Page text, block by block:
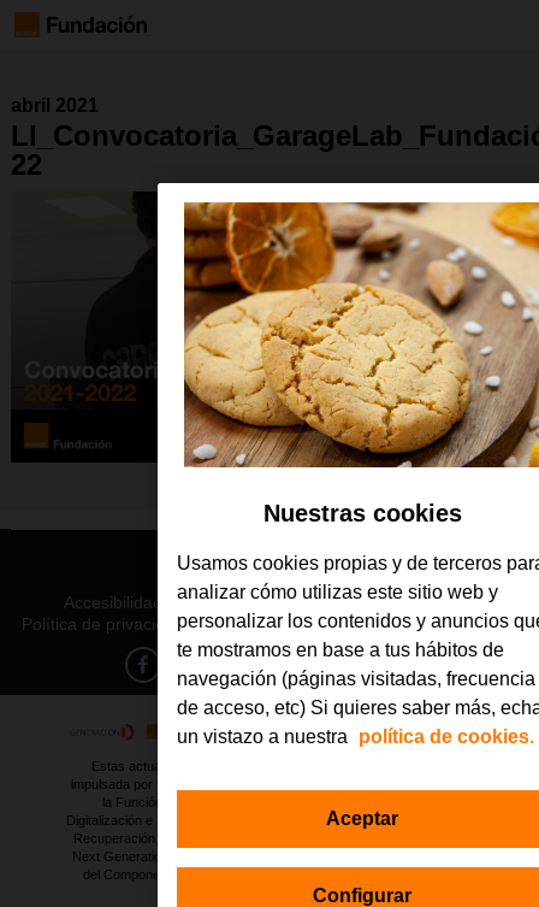
abril 2021
22
© Orange 2026
Accesibilidad
Lectura accesible: Confort+
Contacto
Política de privacidad
Política de cookies Aviso legal Orange
Estas actuaciones forman parte de la iniciativa Generación D
impulsada por Red.es, Ministerio para la Transformación Digital y de
la Función Pública a través de la Secretaría de Estado de
Digitalización e Inteligencia Artificial, y están financiadas por el Plan de
Recuperación, Transformación y Resiliencia a través de los fondos
Next Generation de la Unión Europea, en el marco de la Inversión 1
del Componente 19 «Plan Nacional de Competencias Digitales».
Nuestras cookies
Usamos cookies propias y de terceros
analizar cómo utilizas este sitio web y
personalizar los contenidos y anuncios
te mostramos en base a tus hábitos de
navegación (páginas visitadas, frecuencia
de acceso, etc) Si quieres saber más,
un vistazo a nuestra
política de cookies.
Configurar
Aceptar